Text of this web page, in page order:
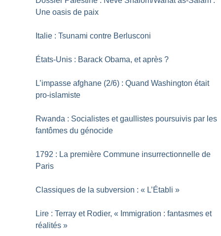
Une oasis de paix
Italie : Tsunami contre Berlusconi
États-Unis : Barack Obama, et après ?
L’impasse afghane (2/6) : Quand Washington était
pro-islamiste
Rwanda : Socialistes et gaullistes poursuivis par les
fantômes du génocide
1792 : La première Commune insurrectionnelle de
Paris
Classiques de la subversion : « L’Établi »
Lire : Terray et Rodier, « Immigration : fantasmes et
réalités »